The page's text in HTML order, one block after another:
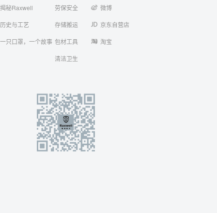
揭秘Raxwell
历史与工艺
一只口罩，一个故事
劳保安全
存储搬运
包材工具
清洁卫生
微博
京东自营店
淘宝